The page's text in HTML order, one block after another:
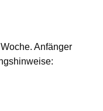
Anfänger